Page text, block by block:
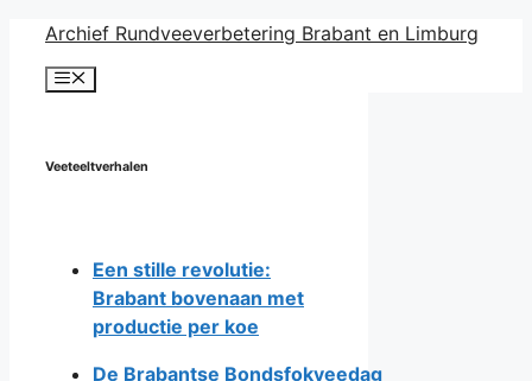
naar
Archief Rundveeverbetering Brabant en Limburg
Menu
Veeteeltverhalen
Een stille revolutie:
Brabant bovenaan met
productie per koe
De Brabantse Bondsfokveedag